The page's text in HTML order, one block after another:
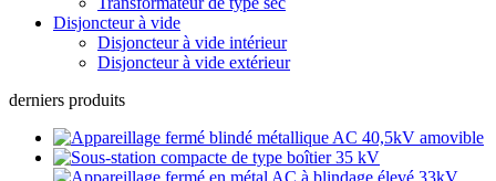
Disjoncteur à vide
Disjoncteur à vide intérieur
Disjoncteur à vide extérieur
derniers produits